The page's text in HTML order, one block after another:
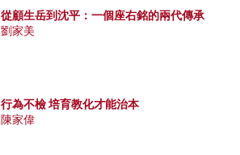
從顧生岳到沈平：一個座右銘的兩代傳承
劉家美
行為不檢 培育教化才能治本
陳家偉